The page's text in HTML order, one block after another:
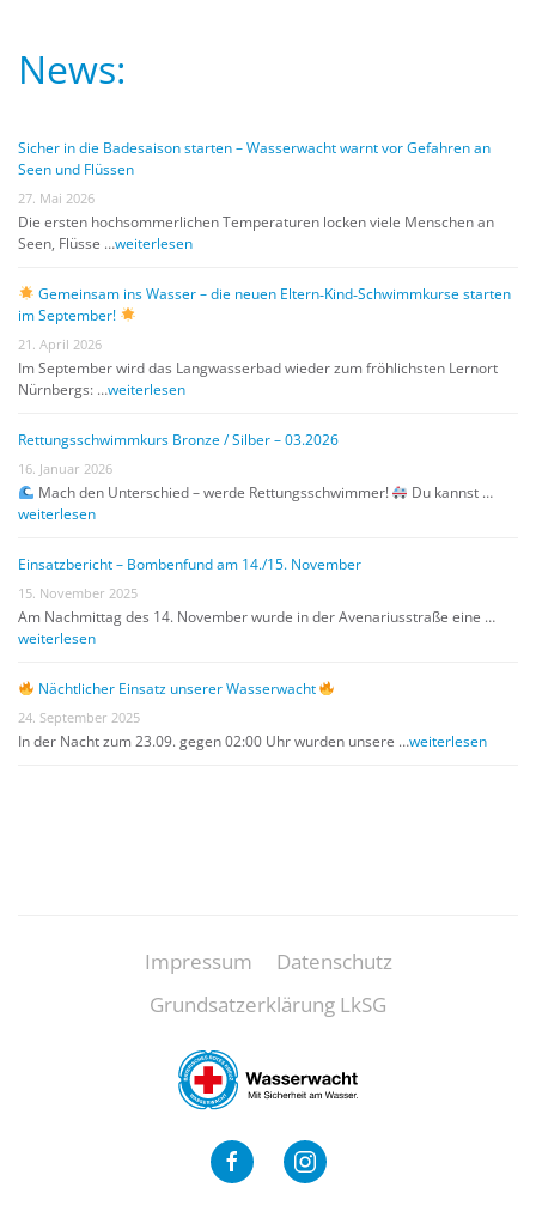
News:
Sicher in die Badesaison starten – Wasserwacht warnt vor Gefahren an
Seen und Flüssen
27. Mai 2026
Die ersten hochsommerlichen Temperaturen locken viele Menschen an
Seen, Flüsse …weiterlesen
Gemeinsam ins Wasser – die neuen Eltern‑Kind‑Schwimmkurse starten
im September!
21. April 2026
Im September wird das Langwasserbad wieder zum fröhlichsten Lernort
Nürnbergs: …weiterlesen
Rettungsschwimmkurs Bronze / Silber – 03.2026
16. Januar 2026
Mach den Unterschied – werde Rettungsschwimmer!
Du kannst …
weiterlesen
Einsatzbericht – Bombenfund am 14./15. November
15. November 2025
Am Nachmittag des 14. November wurde in der Avenariusstraße eine …
weiterlesen
Nächtlicher Einsatz unserer Wasserwacht
24. September 2025
In der Nacht zum 23.09. gegen 02:00 Uhr wurden unsere …weiterlesen
Impressum
Datenschutz
Grundsatzerklärung LkSG